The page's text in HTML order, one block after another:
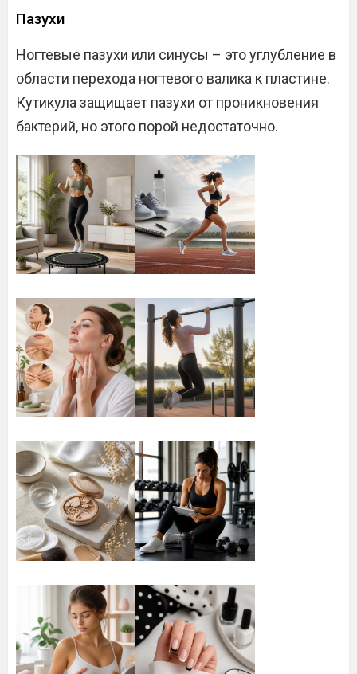
Пазухи
Ногтевые пазухи или синусы – это углубление в
области перехода ногтевого валика к пластине.
Кутикула защищает пазухи от проникновения
бактерий, но этого порой недостаточно.